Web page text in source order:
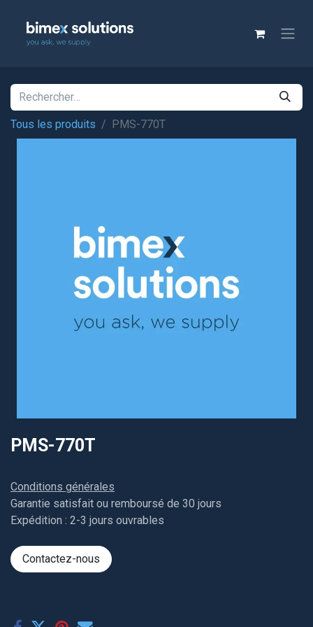
Tous les produits PMS-770T
PMS-770T
Conditions générales
Garantie satisfait ou remboursé de 30 jours
Expédition : 2-3 jours ouvrables
Contactez-nous